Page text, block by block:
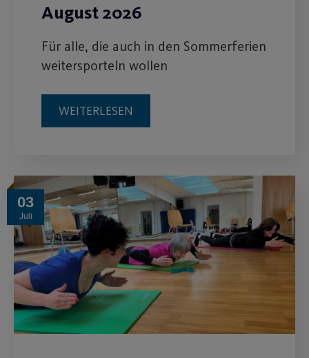
August 2026
Für alle, die auch in den Sommerferien
weitersporteln wollen
WEITERLESEN
03
Juli